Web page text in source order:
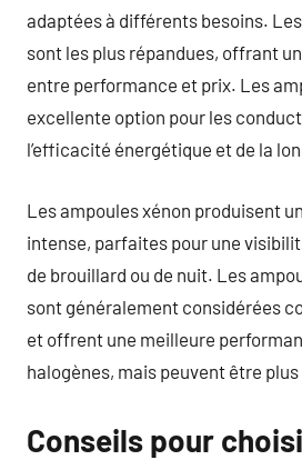
adaptées à différents besoins.
sont les plus répandues, offrant
entre performance et prix. Les
excellente option pour les
l’efficacité énergétique et de la
Les ampoules xénon produisent
intense, parfaites pour une
de brouillard ou de nuit. Les
sont généralement considérées
et offrent une meilleure
halogènes, mais peuvent être
Conseils pour